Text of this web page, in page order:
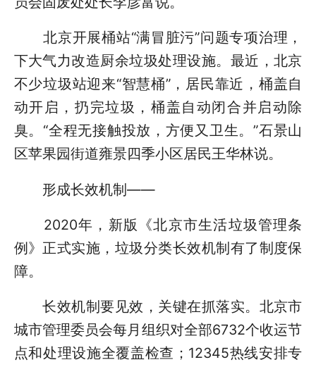
北京开展桶站“满冒脏污”问题专项治理，
下大气力改造厨余垃圾处理设施。最近，北京
不少垃圾站迎来“智慧桶”，居民靠近，桶盖自
动开启，扔完垃圾，桶盖自动闭合并启动除
臭。“全程无接触投放，方便又卫生。”石景山
区苹果园街道雍景四季小区居民王华林说。
形成长效机制——
2020年，新版《北京市生活垃圾管理条
例》正式实施，垃圾分类长效机制有了制度保
障。
长效机制要见效，关键在抓落实。北京市
城市管理委员会每月组织对全部6732个收运节
点和处理设施全覆盖检查；12345热线安排专